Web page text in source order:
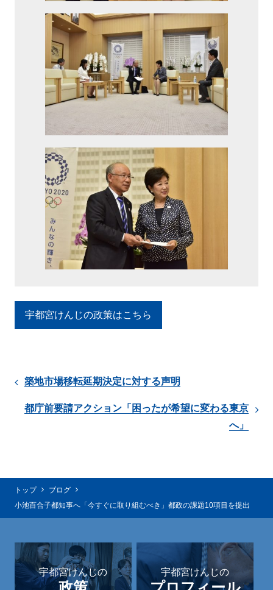
宇都宮けんじの政策はこちら
築地市場移転延期決定に対する声明
都庁前要請アクション「困ったが希望に変わる東京
へ」
トップ
ブログ
小池百合子都知事へ「今すぐに取り組むべき」都政の課題10項目を提出
宇都宮けんじの 宇都宮けんじの